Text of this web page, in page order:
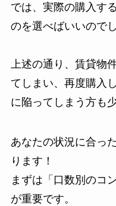
では、実際の購入す
のを選べばいいので
上述の通り、賃貸物
てしまい、再度購入
に陥ってしまう方も
あなたの状況に合っ
ります！
まずは「口数別のコ
が重要です。